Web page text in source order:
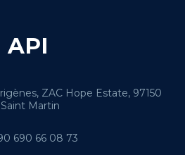
API
ZAC Hope Estate, 97150
Saint Martin
690 66 08 73